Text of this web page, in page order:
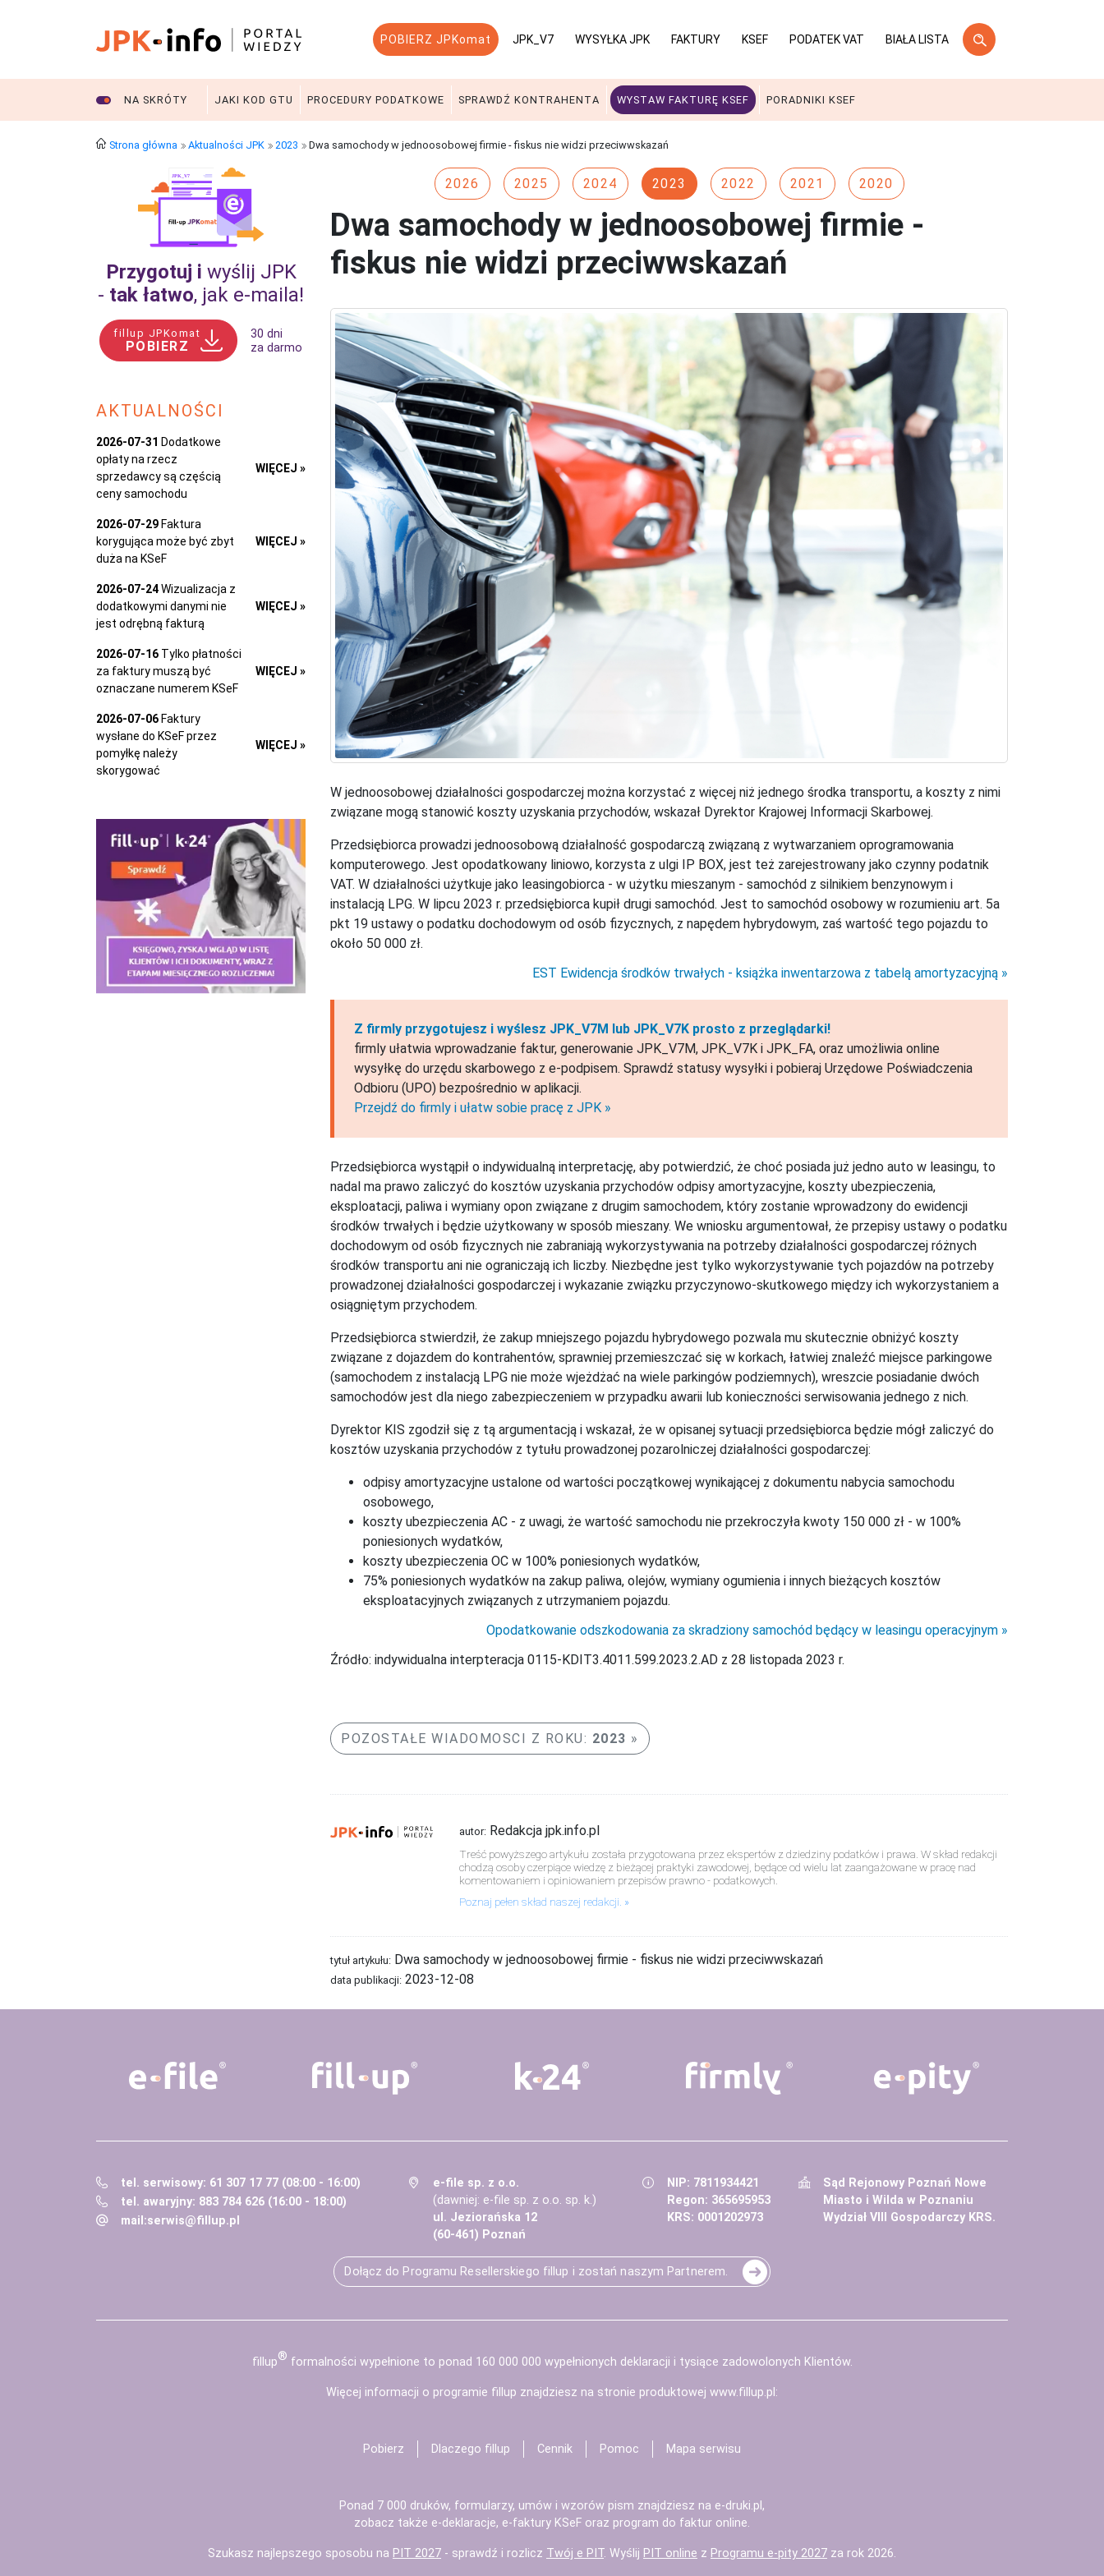
POBIERZ JPKomat JPK_V7 WYSYŁKA JPK FAKTURY KSEF PODATEK VAT BIAŁA LISTA
NA SKRÓTY JAKI KOD GTU PROCEDURY PODATKOWE SPRAWDŹ KONTRAHENTA WYSTAW FAKTURĘ KSEF PORADNIKI KSEF
Strona główna Aktualności JPK 2023 Dwa samochody w jednoosobowej firmie - fiskus nie widzi przeciwwskazań
Przygotuj i wyślij JPK
- tak łatwo, jak e‑maila!
fillup JPKomat
POBIERZ
30 dni
za darmo
AKTUALNOŚCI
2026-07-31 Dodatkowe
opłaty na rzecz
sprzedawcy są częścią
ceny samochodu
WIĘCEJ »
2026-07-29 Faktura
korygująca może być zbyt
duża na KSeF
WIĘCEJ »
2026-07-24Wizualizacja z
dodatkowymi danymi nie
jest odrębną fakturą
WIĘCEJ »
2026-07-16 Tylko płatności
za faktury muszą być
oznaczane numerem KSeF
WIĘCEJ »
2026-07-06 Faktury
wysłane do KSeF przez
pomyłkę należy
skorygować
WIĘCEJ »
2026 2025 2024 2023 2022 2021 2020
Dwa samochody w jednoosobowej firmie -
fiskus nie widzi przeciwwskazań
W jednoosobowej działalności gospodarczej można korzystać z więcej niż jednego środka transportu, a koszty z nimi
związane mogą stanowić koszty uzyskania przychodów, wskazał Dyrektor Krajowej Informacji Skarbowej.
Przedsiębiorca prowadzi jednoosobową działalność gospodarczą związaną z wytwarzaniem oprogramowania
komputerowego. Jest opodatkowany liniowo, korzysta z ulgi IP BOX, jest też zarejestrowany jako czynny podatnik
VAT. W działalności użytkuje jako leasingobiorca - w użytku mieszanym - samochód z silnikiem benzynowym i
instalacją LPG. W lipcu 2023 r. przedsiębiorca kupił drugi samochód. Jest to samochód osobowy w rozumieniu art. 5a
pkt 19 ustawy o podatku dochodowym od osób fizycznych, z napędem hybrydowym, zaś wartość tego pojazdu to
około 50 000 zł.
EST Ewidencja środków trwałych - książka inwentarzowa z tabelą amortyzacyjną
Z firmly przygotujesz i wyślesz JPK_V7M lub JPK_V7K prosto z przeglądarki!
firmly ułatwia wprowadzanie faktur, generowanie JPK_V7M, JPK_V7K i JPK_FA, oraz umożliwia online
wysyłkę do urzędu skarbowego z e-podpisem. Sprawdź statusy wysyłki i pobieraj Urzędowe Poświadczenia
Odbioru (UPO) bezpośrednio w aplikacji.
Przejdź do firmly i ułatw sobie pracę z JPK »
Przedsiębiorca wystąpił o indywidualną interpretację, aby potwierdzić, że choć posiada już jedno auto w leasingu, to
nadal ma prawo zaliczyć do kosztów uzyskania przychodów odpisy amortyzacyjne, koszty ubezpieczenia,
eksploatacji, paliwa i wymiany opon związane z drugim samochodem, który zostanie wprowadzony do ewidencji
środków trwałych i będzie użytkowany w sposób mieszany. We wniosku argumentował, że przepisy ustawy o podatku
dochodowym od osób fizycznych nie zabraniają wykorzystywania na potrzeby działalności gospodarczej różnych
środków transportu ani nie ograniczają ich liczby. Niezbędne jest tylko wykorzystywanie tych pojazdów na potrzeby
prowadzonej działalności gospodarczej i wykazanie związku przyczynowo-skutkowego między ich wykorzystaniem a
osiągniętym przychodem.
Przedsiębiorca stwierdził, że zakup mniejszego pojazdu hybrydowego pozwala mu skutecznie obniżyć koszty
związane z dojazdem do kontrahentów, sprawniej przemieszczać się w korkach, łatwiej znaleźć miejsce parkingowe
(samochodem z instalacją LPG nie może wjeżdżać na wiele parkingów podziemnych), wreszcie posiadanie dwóch
samochodów jest dla niego zabezpieczeniem w przypadku awarii lub konieczności serwisowania jednego z nich.
Dyrektor KIS zgodził się z tą argumentacją i wskazał, że w opisanej sytuacji przedsiębiorca będzie mógł zaliczyć do
kosztów uzyskania przychodów z tytułu prowadzonej pozarolniczej działalności gospodarczej:
odpisy amortyzacyjne ustalone od wartości początkowej wynikającej z dokumentu nabycia samochodu
osobowego,
koszty ubezpieczenia AC - z uwagi, że wartość samochodu nie przekroczyła kwoty 150 000 zł - w 100%
poniesionych wydatków,
koszty ubezpieczenia OC w 100% poniesionych wydatków,
75% poniesionych wydatków na zakup paliwa, olejów, wymiany ogumienia i innych bieżących kosztów
eksploatacyjnych związanych z utrzymaniem pojazdu.
Opodatkowanie odszkodowania za skradziony samochód będący w leasingu operacyjnym
Źródło: indywidualna interpteracja 0115-KDIT3.4011.599.2023.2.AD z 28 listopada 2023 r.
POZOSTAŁE WIADOMOSCI Z ROKU: 2023
autor: Redakcja jpk.info.pl
Treść powyższego artykułu została przygotowana przez ekspertów z dziedziny podatków i prawa. W skład redakcji
chodzą osoby czerpiące wiedzę z bieżącej praktyki zawodowej, będące od wielu lat zaangażowane w pracę nad
komentowaniem i opiniowaniem przepisów prawno - podatkowych.
Poznaj pełen skład naszej redakcji.
tytuł artykułu: Dwa samochody w jednoosobowej firmie - fiskus nie widzi przeciwwskazań
data publikacji: 2023-12-08
tel. serwisowy: 61 307 17 77 (08:00 - 16:00)
tel. awaryjny: 883 784 626 (16:00 - 18:00)
mail:serwis@fillup.pl
e-file sp. z o.o.
(dawniej: e-file sp. z o.o. sp. k.)
ul. Jeziorańska 12
(60-461) Poznań
NIP: 7811934421
Regon: 365695953
KRS: 0001202973
Sąd Rejonowy Poznań Nowe
Miasto i Wilda w Poznaniu
Wydział VIII Gospodarczy KRS.
Dołącz do Programu Resellerskiego fillup i zostań naszym Partnerem.
fill up® formalności wypełnione to ponad 160 000 000 wypełnionych deklaracji i tysiące zadowolonych Klientów.
Więcej informacji o programie fillup znajdziesz na stronie produktowej www.fillup.pl :
Pobierz Dlaczego fillup Cennik Pomoc Mapa serwisu
Ponad 7 000 druków, formularzy, umów i wzorów pism znajdziesz na e-druki.pl ,
zobacz także e-deklaracje, e-faktury KSeF oraz program do faktur online.
Szukasz najlepszego sposobu na PIT 2027 - sprawdź i rozlicz Twój e PIT. Wyślij PIT online z Programu e-pity 2027 za rok 2026.